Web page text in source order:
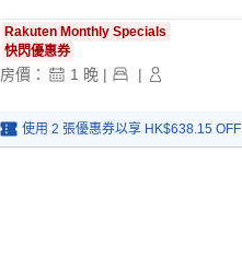
Rakuten Monthly Specials
快閃優惠券
房價： 1 晚 | |
使用 2 張優惠券以享 HK$638.15 OFF